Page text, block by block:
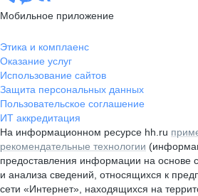
Мобильное приложение
Этика и комплаенс
Оказание услуг
Использование сайтов
Защита персональных данных
Пользовательское соглашение
ИТ аккредитация
На информационном ресурсе hh.ru
рекомендательные технологии
предоставления информации на основе
и анализа сведений, относящихся к
сети «Интернет», находящихся на